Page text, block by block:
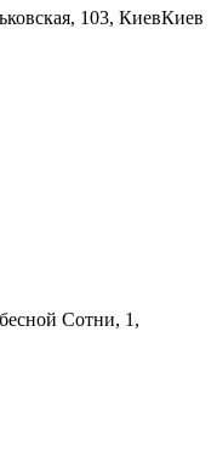
103, КиевКиев
Сотни, 1,